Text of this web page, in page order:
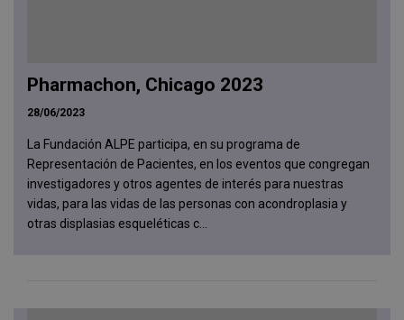
Pharmachon, Chicago 2023
28/06/2023
La Fundación ALPE participa, en su programa de
Representación de Pacientes, en los eventos que congregan
investigadores y otros agentes de interés para nuestras
vidas, para las vidas de las personas con acondroplasia y
otras displasias esqueléticas c...